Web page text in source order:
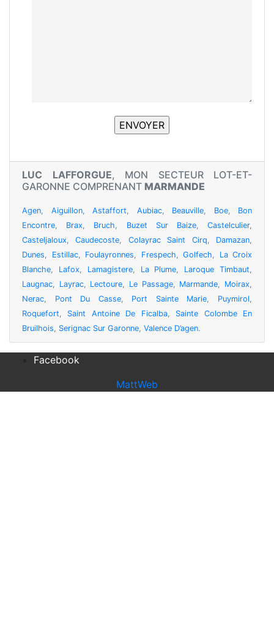
LUC LAFFORGUE, MON SECTEUR LOT-ET-
GARONNE COMPRENANT MARMANDE
Agen, Aiguillon, Astaffort, Aubiac, Beauville, Boe, Bon
Encontre, Brax, Bruch, Buzet Sur Baize,Castelculier,
Casteljaloux,Caudecoste, Colayrac Saint Cirq, Damazan,
Dunes, Estillac, Foulayronnes, Frespech, Golfech, La Croix
Blanche, Lafox, Lamagistere, La Plume, Laroque Timbaut,
Laugnac, Layrac, Lectoure, Le Passage, Marmande, Moirax,
Nerac, Pont Du Casse, Port Sainte Marie, Puymirol,
Roquefort, Saint Antoine De Ficalba, Sainte Colombe En
Bruilhois, Serignac Sur Garonne, Valence D’agen.
Facebook
MattWeb